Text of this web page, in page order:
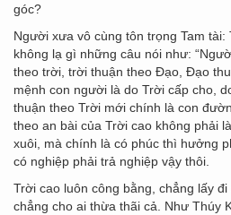
góc?
Người xưa vô cùng tôn trọng Tam tài:
không lạ gì những câu nói như:
theo trời, trời thuận theo Đạo, Đạo
mệnh con người là do Trời cấp cho,
thuận theo Trời mới chính là con
theo an bài của Trời cao không phải
xuôi, mà chính là có phúc thì hưởng
có nghiệp phải trả nghiệp vậy thôi.
Trời cao luôn công bằng, chẳng lấy
chẳng cho ai thừa thãi cả. Như Thúy